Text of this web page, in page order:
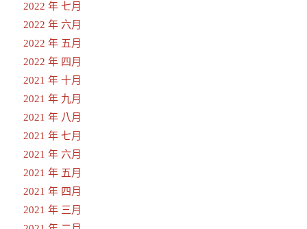
2022 年 七月
2022 年 六月
2022 年 五月
2022 年 四月
2021 年 十月
2021 年 九月
2021 年 八月
2021 年 七月
2021 年 六月
2021 年 五月
2021 年 四月
2021 年 三月